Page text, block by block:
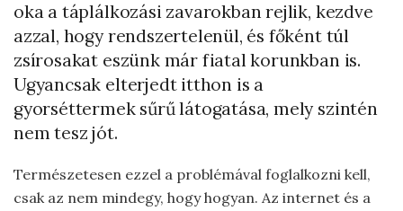
oka a táplálkozási zavarokban rejlik, kezdve
azzal, hogy rendszertelenül, és főként túl
zsírosakat eszünk már fiatal korunkban is.
Ugyancsak elterjedt itthon is a
gyorséttermek sűrű látogatása, mely szintén
nem tesz jót.
Természetesen ezzel a problémával foglalkozni kell,
csak az nem mindegy, hogy hogyan. Az internet és a